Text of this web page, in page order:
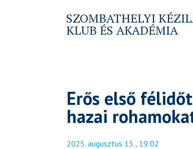
SZOMBATHELYI
KLUB ÉS AKADÉMIA
Erős első
hazai
2025. augusztus 15., 19:02